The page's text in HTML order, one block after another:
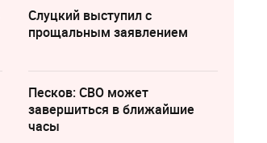
Слуцкий выступил с
прощальным заявлением
Песков: СВО может
завершиться в ближайшие
часы